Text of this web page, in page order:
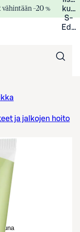
–20 %
S-
ja jalkojen hoito